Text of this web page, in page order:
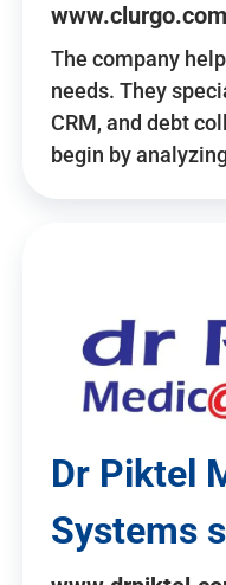
www.clurgo.com
The company
needs. They
CRM, and debt
begin by
Dr Piktel
Systems